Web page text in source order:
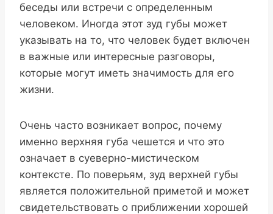
беседы или встречи с определенным
человеком. Иногда этот зуд губы может
указывать на то, что человек будет включен
в важные или интересные разговоры,
которые могут иметь значимость для его
жизни.
Очень часто возникает вопрос, почему
именно верхняя губа чешется и что это
означает в суеверно-мистическом
контексте. По поверьям, зуд верхней губы
является положительной приметой и может
свидетельствовать о приближении хорошей